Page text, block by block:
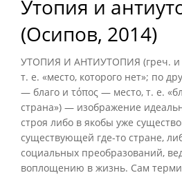
Утопия и
(Осипов, 2014)
УТОПИЯ И АНТИУТОПИЯ (греч. и
т. е. «место, которого нет»; по
— благо и τόπος — место, т. е.
страна») — изображение
строя либо в якобы уже
существующей где-то стране,
социальных преобразований,
воплощению в жизнь. Сам